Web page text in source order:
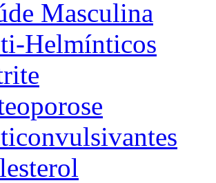
Masculina
Helmínticos